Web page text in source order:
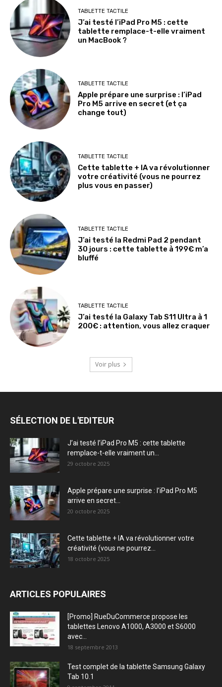
TABLETTE TACTILE
J’ai testé l’iPad Pro M5 : cette
tablette remplace-t-elle vraiment
un MacBook ?
TABLETTE TACTILE
Apple prépare une surprise : l’iPad
Pro M5 arrive en secret (et ça
change tout)
TABLETTE TACTILE
Cette tablette + IA va révolutionner
votre créativité (vous ne pourrez
plus vous en passer)
TABLETTE TACTILE
J’ai testé la Redmi Pad 2 pendant
30 jours : cette tablette à 199€ m’a
bluffé
TABLETTE TACTILE
J’ai testé la Galaxy Tab S11 Ultra à 1
200€ : attention, vous allez craquer
Voir plus
SÉLECTION DE L'EDITEUR
J’ai testé l’iPad Pro M5 : cette tablette
remplace-t-elle vraiment un...
29 octobre 2025
Apple prépare une surprise : l’iPad Pro M5
arrive en secret...
20 octobre 2025
Cette tablette + IA va révolutionner votre
créativité (vous ne pourrez...
18 octobre 2025
ARTICLES POPULAIRES
[Promo] RueDuCommerce propose les
tablettes Lenovo A1000, A3000 et S6000
avec...
18 septembre 2013
Test complet de la tablette Samsung Galaxy
Tab 10.1